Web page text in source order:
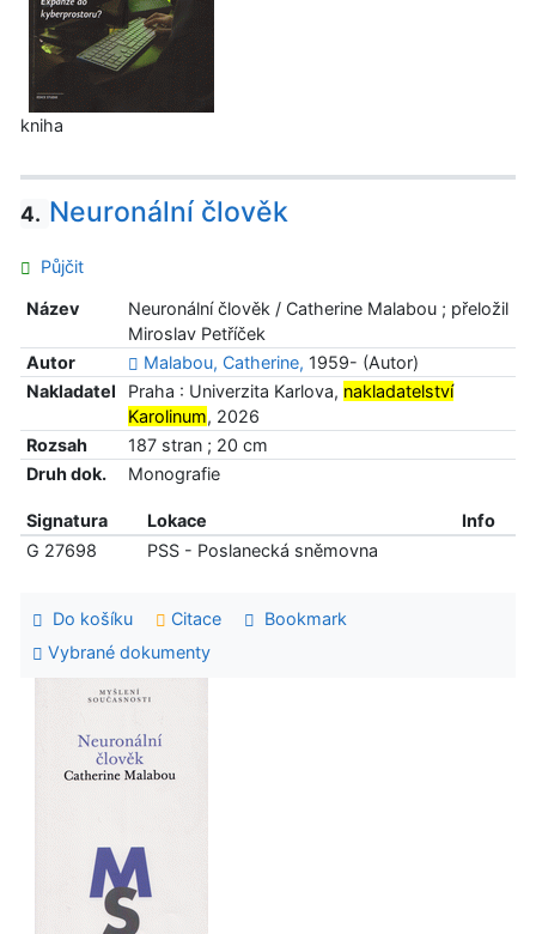
kniha
4. Neuronální člověk
Půjčit
Název
Neuronální člověk / Catherine Malabou ; přeložil
Miroslav Petříček
Autor
Malabou, Catherine, 1959- (Autor)
Nakladatel
Praha : Univerzita Karlova, nakladatelství
Karolinum, 2026
Rozsah
187 stran ; 20 cm
Druh dok.
Monografie
Signatura Lokace
Info
G 27698
PSS - Poslanecká sněmovna
Do košíku Citace
Bookmark
Vybrané dokumenty